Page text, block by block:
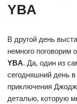
YBA
В другой день
немного поговорим о
YBA. Да, один из
сегодняшний день
приключения
деталью, которую